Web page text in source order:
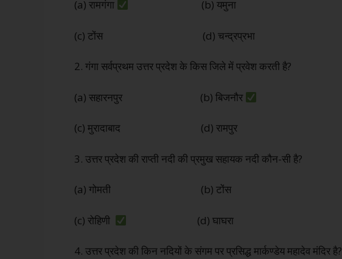
(a) रामगंगा (b) यमुना
(c) टोंस (d) चन्द्रप्रभा
2. गंगा सर्वप्रथम उत्तर प्रदेश के किस जिले में प्रवेश करती है?
(a) सहारनपुर (b) बिजनौर
(c) मुरादाबाद (d) रामपुर
3. उत्तर प्रदेश की राप्ती नदी की प्रमुख सहायक नदी कौन-सी है?
(a) गोमती (b) टोंस
(c) रोहिणी (d) घाघरा
4. उत्तर प्रदेश की किन नदियों के संगम पर प्रसिद्ध मार्कण्डेय महादेव मंदिर है?